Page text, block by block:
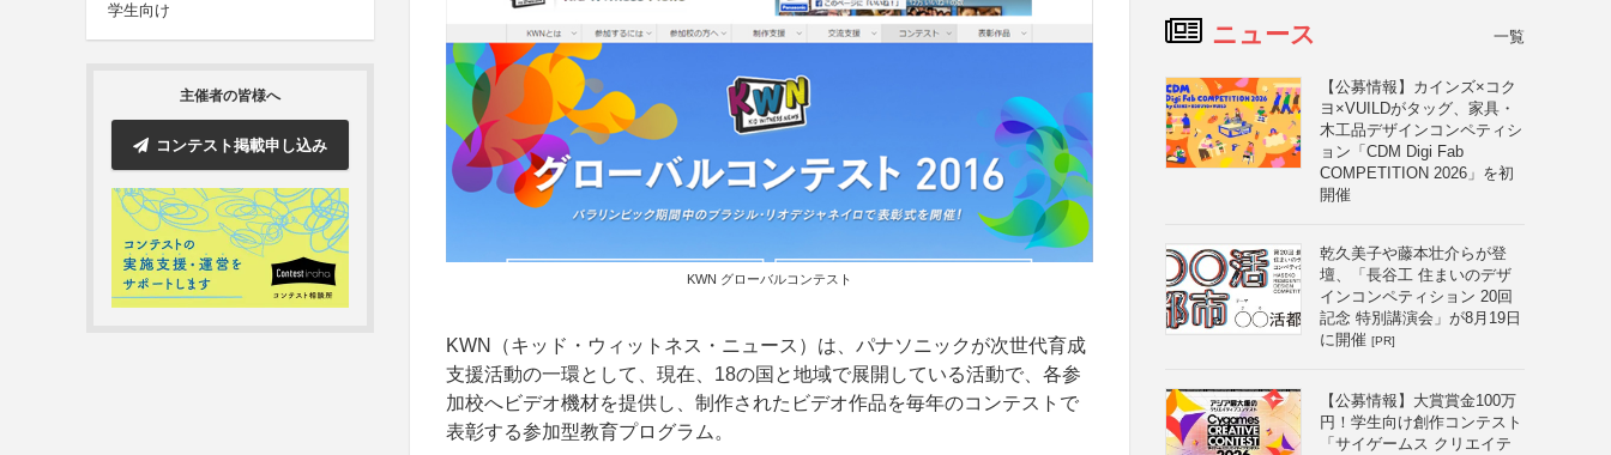
学生向け
主催者の皆様へ
コンテスト掲載申し込み
KWN グローバルコンテスト
KWN（キッド・ウィットネス・ニュース）は、パナソニックが次世代育成
支援活動の一環として、現在、18の国と地域で展開している活動で、各参
加校へビデオ機材を提供し、制作されたビデオ作品を毎年のコンテストで
表彰する参加型教育プログラム。
ニュース 一覧
【公募情報】カインズ×コク
ヨ×VUILDがタッグ、家具・
木工品デザインコンペティシ
ョン「CDM Digi Fab
COMPETITION 2026」を初
開催
乾久美子や藤本壮介らが登
壇、「長谷工 住まいのデザ
インコンペティション 20回
記念 特別講演会」が8月19日
に開催 [PR]
【公募情報】大賞賞金100万
円！学生向け創作コンテスト
「サイゲームス クリエイテ